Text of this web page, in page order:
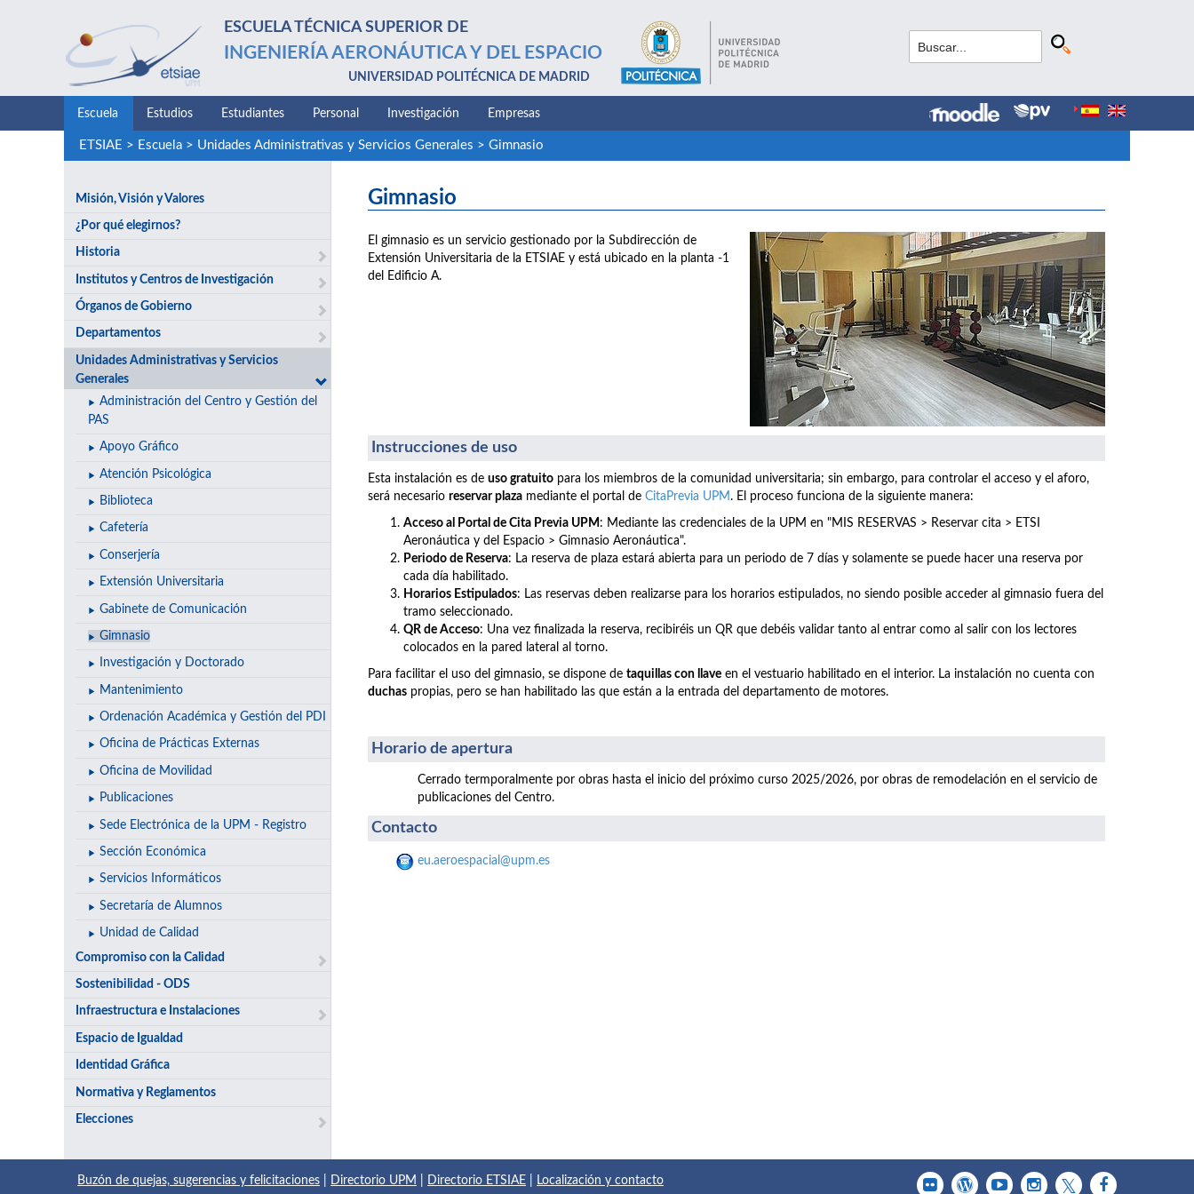
ESCUELA TÉCNICA SUPERIOR DE
INGENIERÍA AERONÁUTICA Y DEL ESPACIO
UNIVERSIDAD POLITÉCNICA DE MADRID
Escuela Estudios Estudiantes Personal Investigación Empresas
ETSIAE > Escuela> Unidades Administrativas y Servicios Generales > Gimnasio
Misión, Visión y Valores
¿Por qué elegirnos?
Historia
Institutos y Centros de Investigación
Órganos de Gobierno
Departamentos
Unidades Administrativas y Servicios
Generales
Administración del Centro y Gestión del
PAS
Apoyo Gráfico
Atención Psicológica
Biblioteca
Cafetería
Conserjería
Extensión Universitaria
Gabinete de Comunicación
Gimnasio
Investigación y Doctorado
Mantenimiento
Ordenación Académica y Gestión del PDI
Oficina de Prácticas Externas
Oficina de Movilidad
Publicaciones
Sede Electrónica de la UPM - Registro
Sección Económica
Servicios Informáticos
Secretaría de Alumnos
Unidad de Calidad
Compromiso con la Calidad
Sostenibilidad - ODS
Infraestructura e Instalaciones
Espacio de Igualdad
Identidad Gráfica
Normativa y Reglamentos
Elecciones
Gimnasio
El gimnasio es un servicio gestionado por la Subdirección de
Extensión Universitaria de la ETSIAE y está ubicado en la planta -1
del Edificio A.
Instrucciones de uso
Esta instalación es de uso gratuito para los miembros de la comunidad universitaria; sin embargo, para controlar el acceso y el aforo,
será necesario reservar plaza mediante el portal de CitaPrevia UPM . El proceso funciona de la siguiente manera:
Acceso al Portal de Cita Previa UPM : Mediante las credenciales de la UPM en "MIS RESERVAS > Reservar cita > ETSI
Aeronáutica y del Espacio > Gimnasio Aeronáutica".
Periodo de Reserva: La reserva de plaza estará abierta para un periodo de 7 días y solamente se puede hacer una reserva por
cada día habilitado.
Horarios Estipulados: Las reservas deben realizarse para los horarios estipulados, no siendo posible acceder al gimnasio fuera del
tramo seleccionado.
QR de Acceso: Una vez finalizada la reserva, recibiréis un QR que debéis validar tanto al entrar como al salir con los lectores
colocados en la pared lateral al torno.
Para facilitar el uso del gimnasio, se dispone de taquillas con llave en el vestuario habilitado en el interior. La instalación no cuenta con
duchas propias, pero se han habilitado las que están a la entrada del departamento de motores.
Horario de apertura
Cerrado termporalmente por obras hasta el inicio del próximo curso 2025/2026, por obras de remodelación en el servicio de
publicaciones del Centro.
Contacto
eu.aeroespacial@upm.es
Buzón de quejas, sugerencias y felicitaciones Directorio UPM Directorio ETSIAE Localización y contacto